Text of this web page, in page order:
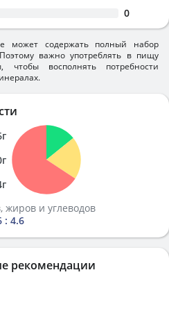
0
может содержать полный набор
важно употреблять в пищу
чтобы восполнять потребности
г
г
г
жиров и углеводов
: 4.6
рекомендации